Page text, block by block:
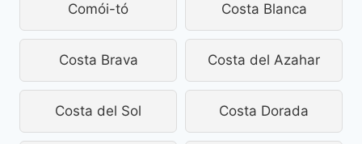
Comói-tó Costa Blanca
Costa Brava Costa del Azahar
Costa del Sol Costa Dorada